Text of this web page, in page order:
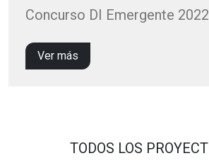
Concurso DI Emergente 2022
Ver más
TODOS LOS